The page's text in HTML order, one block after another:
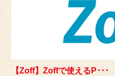
【Zoff】Zoffで使えるP･･･